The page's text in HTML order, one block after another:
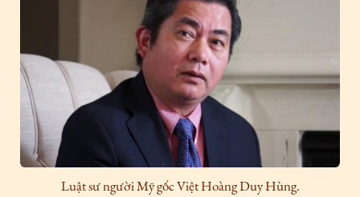
Luật sư người Mỹ gốc Việt Hoàng Duy Hùng.